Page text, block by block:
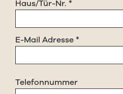
Haus/Tür-Nr. *
E-Mail Adresse*
Telefonnummer